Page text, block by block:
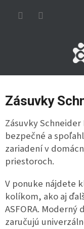
Zásuvky
Zásuvky Schneider
bezpečné a
zariadení v
priestoroch.
V ponuke nájdete
kolíkom, ako aj
ASFORA.
zaručujú